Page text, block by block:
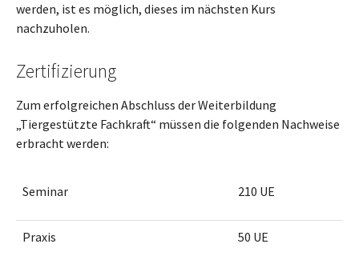
werden, ist es möglich, dieses im nächsten Kurs
nachzuholen.
Zertifizierung
Zum erfolgreichen Abschluss der Weiterbildung
„Tiergestützte Fachkraft“ müssen die folgenden Nachweise
erbracht werden:
Seminar 210 UE
Praxis 50 UE